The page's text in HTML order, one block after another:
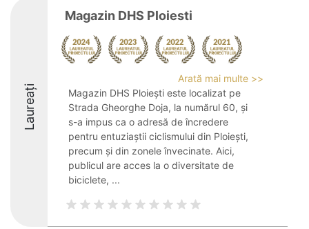
Laureați
Magazin DHS Ploiesti
Arată mai multe >>
Magazin DHS Ploiești este localizat pe
Strada Gheorghe Doja, la numărul 60, și
s-a impus ca o adresă de încredere
pentru entuziaștii ciclismului din Ploiești,
precum și din zonele învecinate. Aici,
publicul are acces la o diversitate de
biciclete, ...